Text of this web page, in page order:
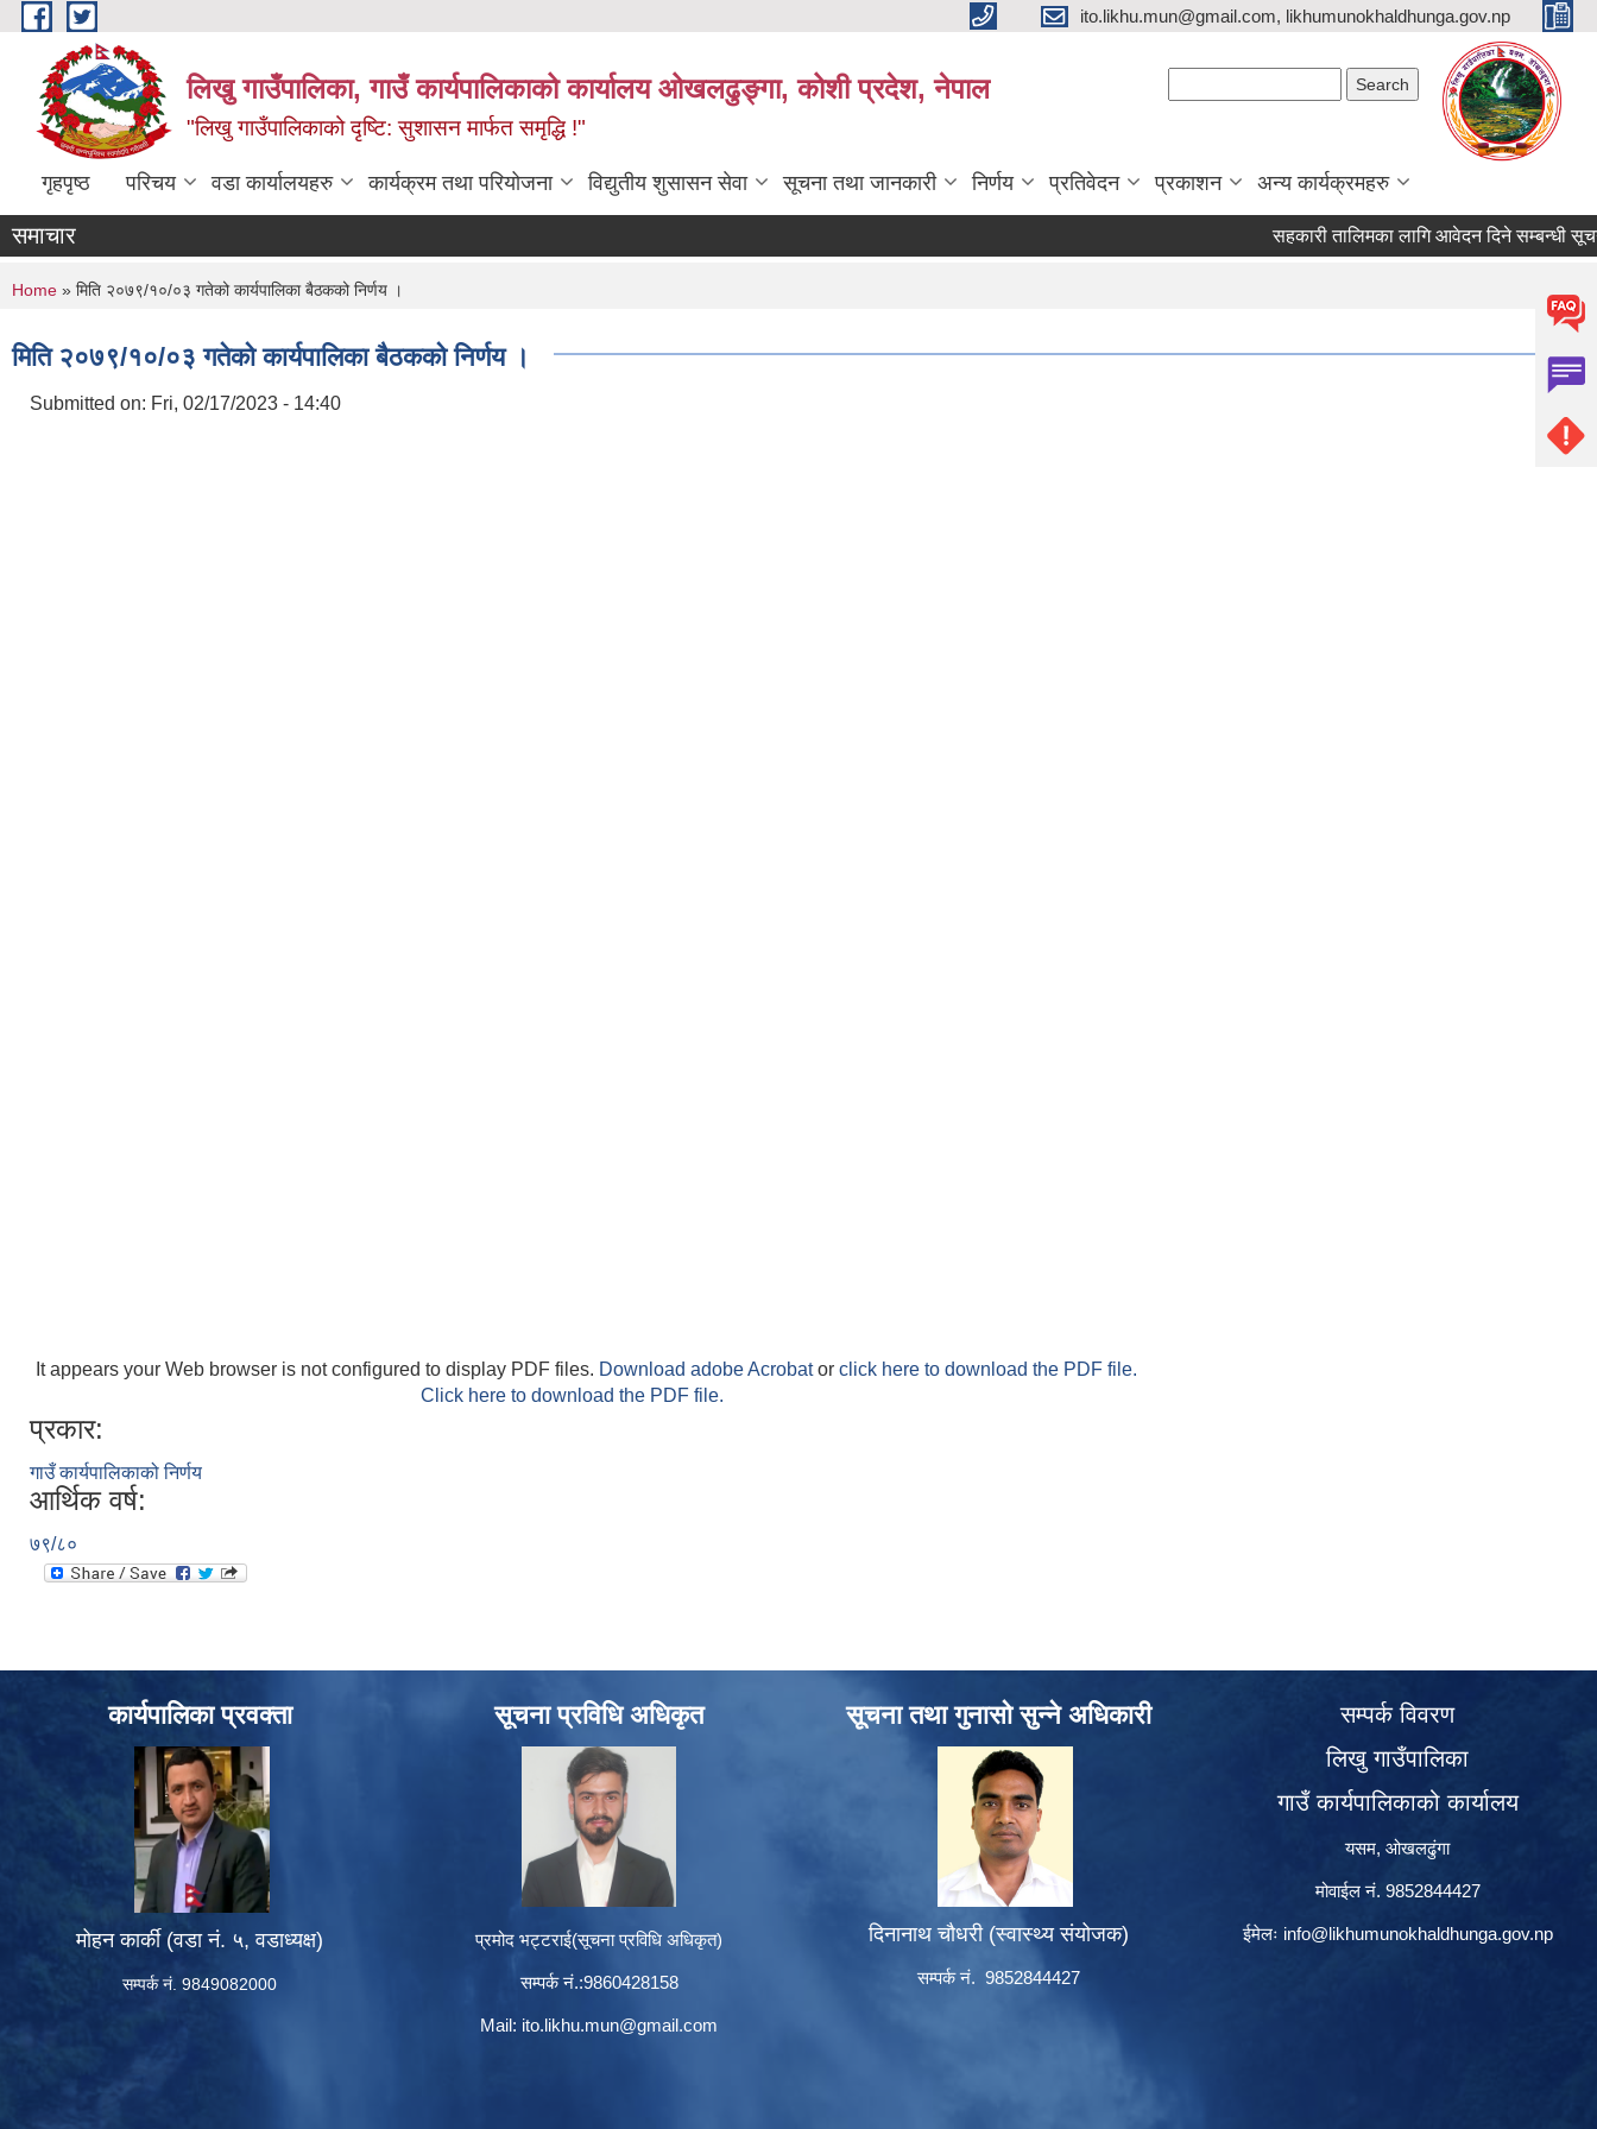
Skip to main content ito.likhu.mun@gmail.com, likhumunokhaldhunga.gov.np
लिखु गाउँपालिका, गाउँ कार्यपालिकाको कार्यालय ओखलढुङ्गा, कोशी प्रदेश, नेपाल
"लिखु गाउँपालिकाको दृष्टि: सुशासन मार्फत समृद्धि !"
गृहपृष्ठ परिचय वडा कार्यालयहरु कार्यक्रम तथा परियोजना विद्युतीय शुसासन सेवा सूचना तथा जानकारी निर्णय प्रतिवेदन प्रकाशन अन्य कार्यक्रमहरु
समाचार सहकारी तालिमका लागि आवेदन दिने सम्बन्धी सूचना
You are here
Home » मिति २०७९/१०/०३ गतेको कार्यपालिका बैठकको निर्णय ।
मिति २०७९/१०/०३ गतेको कार्यपालिका बैठकको निर्णय ।
Submitted on: Fri, 02/17/2023 - 14:40
It appears your Web browser is not configured to display PDF files. Download adobe Acrobator click here to download the PDF file.
Click here to download the PDF file.
प्रकार:
गाउँ कार्यपालिकाको निर्णय
आर्थिक वर्ष:
७९/८०
कार्यपालिका प्रवक्ता
मोहन कार्की (वडा नं. ५, वडाध्यक्ष)
सम्पर्क नं. 9849082000
सूचना प्रविधि अधिकृत
प्रमोद भट्टराई(सूचना प्रविधि अधिकृत)
सम्पर्क नं.:9860428158
Mail: ito.likhu.mun@gmail.com
सूचना तथा गुनासो सुन्ने अधिकारी
दिनानाथ चौधरी (स्वास्थ्य संयोजक)
सम्पर्क नं. 9852844427
सम्पर्क विवरण
लिखु गाउँपालिका
गाउँ कार्यपालिकाको कार्यालय
यसम, ओखलढुंगा
मोवाईल नं. 9852844427
ईमेलः info@likhumunokhaldhunga.gov.np